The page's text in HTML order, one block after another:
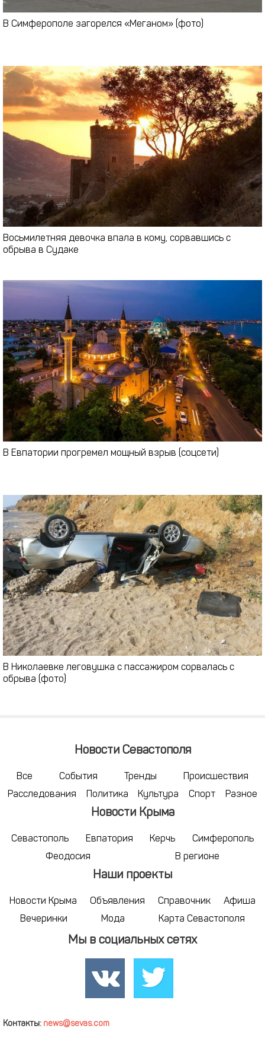
В Симферополе загорелся «Меганом» (фото)
Восьмилетняя девочка впала в кому, сорвавшись с
обрыва в Судаке
В Евпатории прогремел мощный взрыв (соцсети)
В Николаевке леговушка с пассажиром сорвалась с
обрыва (фото)
Новости Севастополя
Все События Тренды
Происшествия
Расследования
Политика Культура Спорт Разное
Новости Крыма
Севастополь Евпатория Керчь
Симферополь
Феодосия
В регионе
Наши проекты
Новости Крыма Объявления Справочник
Афиша
Вечеринки
Мода Карта Севастополя
Мы в социальных сетях
Контакты: news@sevas.com